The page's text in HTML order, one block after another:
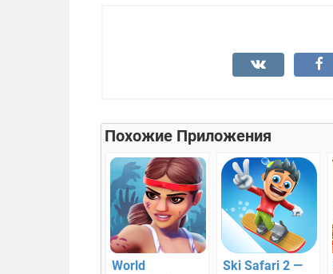
Похожие Приложения
World
Ski Safari 2 —